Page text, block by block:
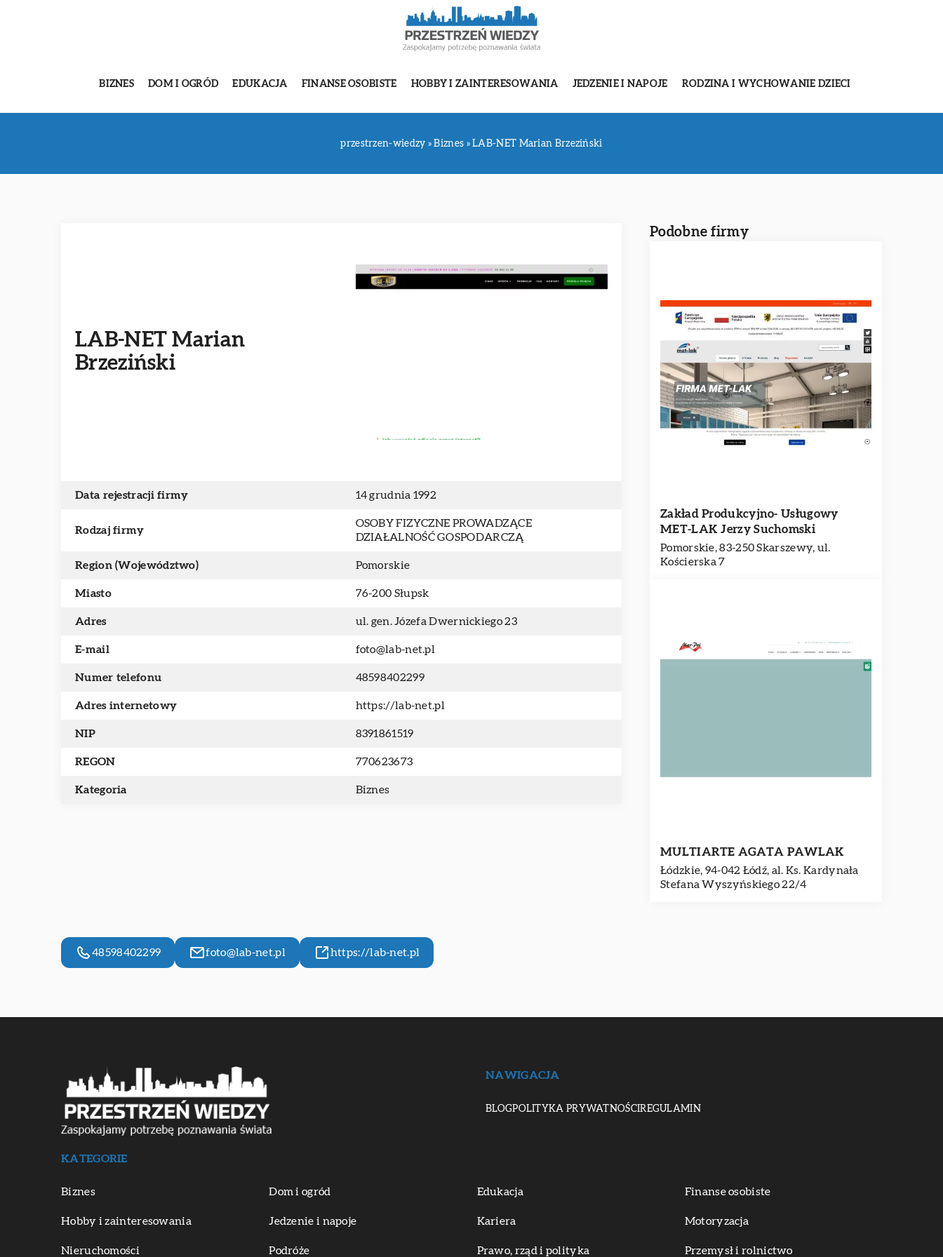
BIZNES DOM I OGRÓD EDUKACJA FINANSE OSOBISTE HOBBY I ZAINTERESOWANIA JEDZENIE I NAPOJE RODZINA I WYCHOWANIE DZIECI
przestrzen-wiedzy »Biznes »LAB-NET Marian Brzeziński
LAB-NET Marian
Brzeziński
Data rejestracji firmy 14 grudnia 1992
Rodzaj firmy
OSOBY FIZYCZNE PROWADZĄCE
DZIAŁALNOŚĆ GOSPODARCZĄ
Region (Województwo) Pomorskie
Miasto 76-200 Słupsk
Adres ul. gen. Józefa Dwernickiego 23
E-mail foto@lab-net.pl
Numer telefonu 48598402299
Adres internetowy https://lab-net.pl
NIP 8391861519
REGON 770623673
Kategoria Biznes
Podobne firmy
Zakład Produkcyjno- Usługowy
MET-LAK Jerzy Suchomski
Pomorskie, 83-250 Skarszewy, ul.
Kościerska 7
MULTIARTE AGATA PAWLAK
Łódzkie, 94-042 Łódź, al. Ks. Kardynała
Stefana Wyszyńskiego 22/4
48598402299 foto@lab-net.pl https://lab-net.pl
NAWIGACJA
BLOGPOLITYKA PRYWATNOŚCIREGULAMIN
KATEGORIE
Biznes Dom i ogród Edukacja Finanse osobiste
Hobby i zainteresowania Jedzenie i napoje Kariera Motoryzacja
Nieruchomości Podróże Prawo, rząd i polityka Przemysł i rolnictwo